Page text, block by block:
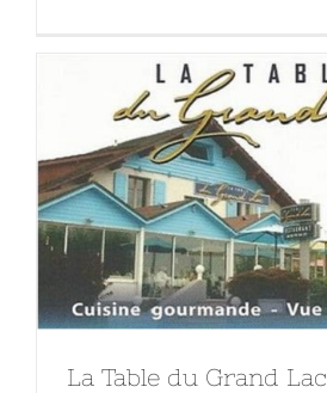
La Table du Grand Lac